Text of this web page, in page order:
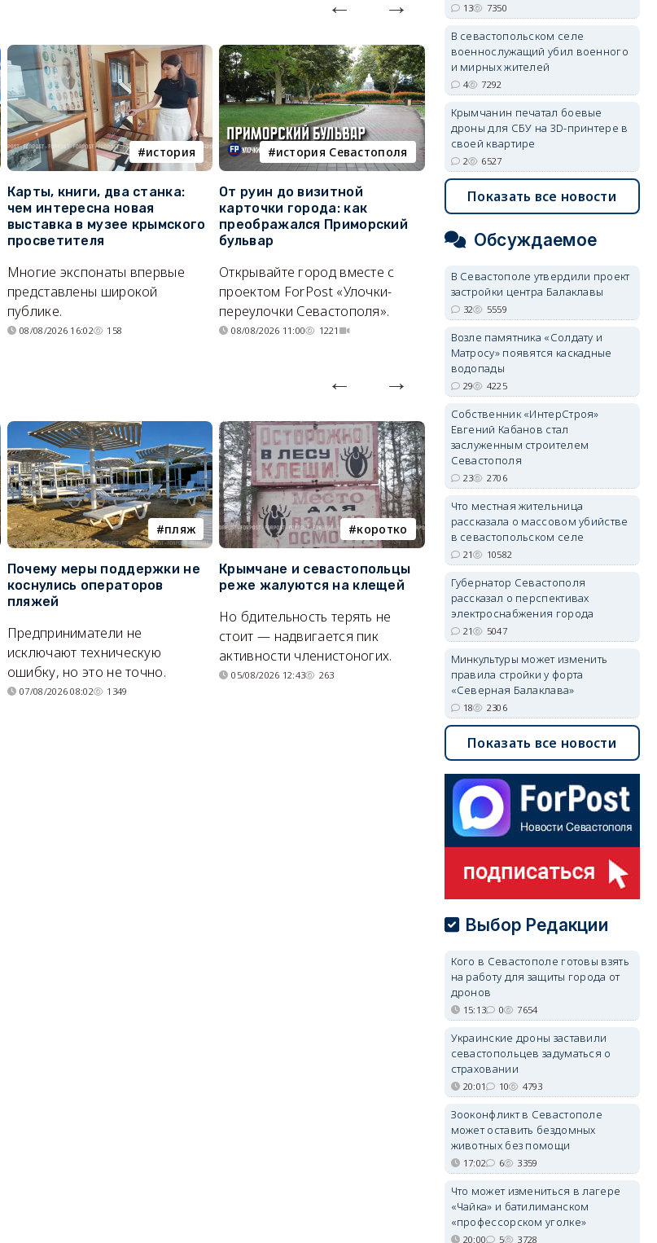
история
Карты, книги, два станка:
чем интересна новая
выставка в музее крымского
просветителя
Многие экспонаты впервые
представлены широкой
публике.
08/08/2026 16:02 158
история Севастополя
От руин до визитной
карточки города: как
преображался Приморский
бульвар
Открывайте город вместе с
проектом ForPost «Улочки-
переулочки Севастополя».
08/08/2026 11:00 1221
недвижимость
Севастополь стал лидером
ЮФО по падению
позитивным нюансом
Кризис ударил по регионам
совершенно по-разному.
07/08/2026 20:02
пляж
Почему меры поддержки не
коснулись операторов
пляжей
Предприниматели не
исключают техническую
ошибку, но это не точно.
07/08/2026 08:02 1349
коротко
Крымчане и севастопольцы
реже жалуются на клещей
Но бдительность терять не
стоит — надвигается пик
активности членистоногих.
05/08/2026 12:43 263
Балаклава
В Севастополе утвердили
проект застройки центра
Балаклавы
Там появится туристический
квартал с отелями и
парковками.
05/08/2026 08:01 5559
13 7350
В севастопольском селе
военнослужащий убил военного
и мирных жителей
4 7292
Крымчанин печатал боевые
дроны для СБУ на 3D-принтере в
своей квартире
2 6527
Показать все новости
Обсуждаемое
В Севастополе утвердили проект
застройки центра Балаклавы
32 5559
Возле памятника «Солдату и
Матросу» появятся каскадные
водопады
29 4225
Собственник «ИнтерСтроя»
Евгений Кабанов стал
заслуженным строителем
Севастополя
23 2706
Что местная жительница
рассказала о массовом убийстве
в севастопольском селе
21 10582
Губернатор Севастополя
рассказал о перспективах
электроснабжения города
21 5047
Минкультуры может изменить
правила стройки у форта
«Северная Балаклава»
18 2306
Показать все новости
Выбор Редакции
Кого в Севастополе готовы взять
на работу для защиты города от
дронов
15:13 0 7654
Украинские дроны заставили
севастопольцев задуматься о
страховании
20:01 10 4793
Зооконфликт в Севастополе
может оставить бездомных
животных без помощи
17:02 6 3359
Что может измениться в лагере
«Чайка» и батилиманском
«профессорском уголке»
20:00 5 3728